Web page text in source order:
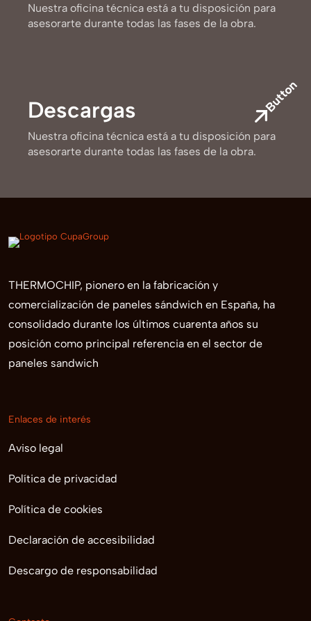
Nuestra oficina técnica está a tu disposición para
asesorarte durante todas las fases de la obra.
Button
Descargas
Nuestra oficina técnica está a tu disposición para
asesorarte durante todas las fases de la obra.
THERMOCHIP, pionero en la fabricación y
comercialización de paneles sándwich en España, ha
consolidado durante los últimos cuarenta años su
posición como principal referencia en el sector de
paneles sandwich
Enlaces de interés
Aviso legal
Política de privacidad
Política de cookies
Declaración de accesibilidad
Descargo de responsabilidad